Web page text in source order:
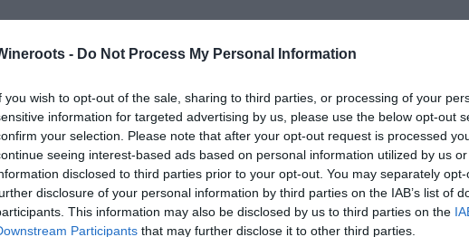
- Do Not Process My Personal Information
you wish to opt-out of the sale, sharing to third parties, or processing of your
information for targeted advertising by us, please use the below opt-out
your selection. Please note that after your opt-out request is processed
seeing interest-based ads based on personal information utilized by us
disclosed to third parties prior to your opt-out. You may separately
disclosure of your personal information by third parties on the IAB’s list of
This information may also be disclosed by us to third parties on the
Participants that may further disclose it to other third parties.